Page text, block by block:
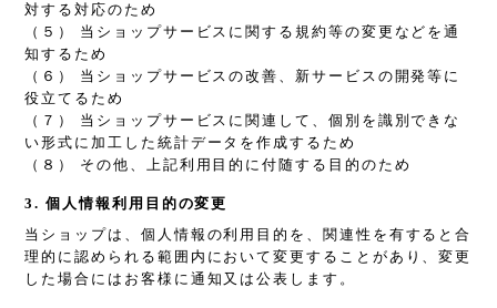
対する対応のため
（５） 当ショップサービスに関する規約等の変更などを通
知するため
（６） 当ショップサービスの改善、新サービスの開発等に
役立てるため
（７） 当ショップサービスに関連して、個別を識別できな
い形式に加工した統計データを作成するため
（８） その他、上記利用目的に付随する目的のため
3. 個人情報利用目的の変更
当ショップは、個人情報の利用目的を、関連性を有すると合
理的に認められる範囲内において変更することがあり、変更
した場合にはお客様に通知又は公表します。